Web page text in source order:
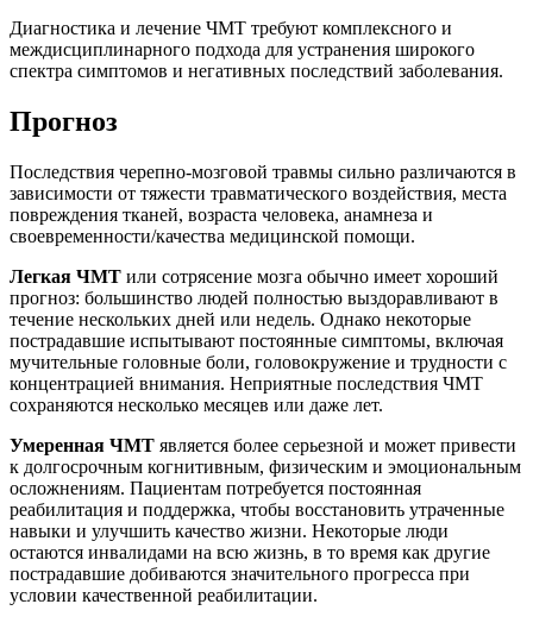
Диагностика и лечение ЧМТ требуют комплексного и
междисциплинарного подхода для устранения широкого
спектра симптомов и негативных последствий заболевания.
Прогноз
Последствия черепно-мозговой травмы сильно различаются в
зависимости от тяжести травматического воздействия, места
повреждения тканей, возраста человека, анамнеза и
своевременности/качества медицинской помощи.
Легкая ЧМТ или сотрясение мозга обычно имеет хороший
прогноз: большинство людей полностью выздоравливают в
течение нескольких дней или недель. Однако некоторые
пострадавшие испытывают постоянные симптомы, включая
мучительные головные боли, головокружение и трудности с
концентрацией внимания. Неприятные последствия ЧМТ
сохраняются несколько месяцев или даже лет.
Умеренная ЧМТ является более серьезной и может привести
к долгосрочным когнитивным, физическим и эмоциональным
осложнениям. Пациентам потребуется постоянная
реабилитация и поддержка, чтобы восстановить утраченные
навыки и улучшить качество жизни. Некоторые люди
остаются инвалидами на всю жизнь, в то время как другие
пострадавшие добиваются значительного прогресса при
условии качественной реабилитации.